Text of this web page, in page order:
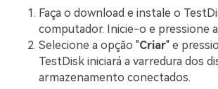
Faça o download e instale o
computador. Inicie-o e pressione
Selecione a opção "Criar" e
TestDisk iniciará a varredura dos
armazenamento conectados.